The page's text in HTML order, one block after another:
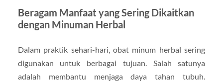
Beragam Manfaat yang Sering Dikaitkan
dengan Minuman Herbal
Dalam praktik sehari-hari, obat minum herbal sering
digunakan untuk berbagai tujuan. Salah satunya
adalah membantu menjaga daya tahan tubuh.